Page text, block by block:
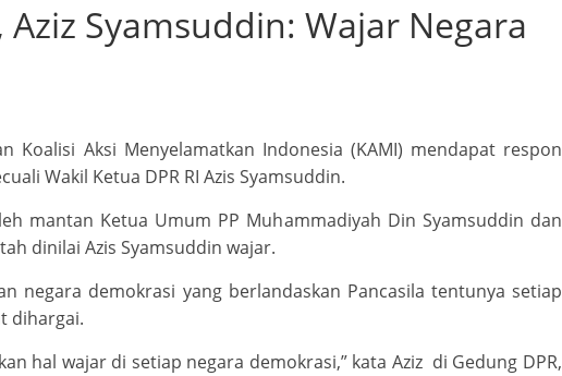
Syamsuddin: Wajar Negara
Koalisi Aksi Menyelamatkan Indonesia (KAMI) mendapat respon
Wakil Ketua DPR RI Azis Syamsuddin.
mantan Ketua Umum PP Muhammadiyah Din Syamsuddin dan
dinilai Azis Syamsuddin wajar.
negara demokrasi yang berlandaskan Pancasila tentunya setiap
dihargai.
hal wajar di setiap negara demokrasi,” kata Aziz di Gedung DPR,